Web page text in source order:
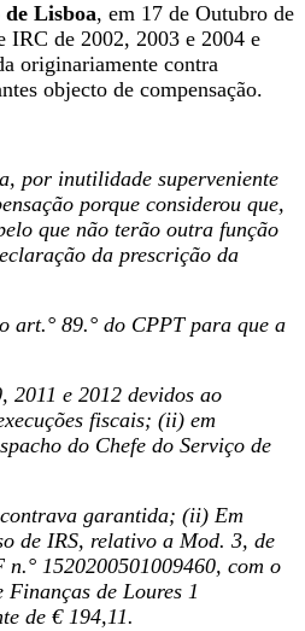
Lisboa, em 17 de Outubro de
IRC de 2002, 2003 e 2004 e
originariamente contra
objecto de compensação.
por inutilidade superveniente
porque considerou que,
que não terão outra função
da prescrição da
art.° 89.° do CPPT para que a
2011 e 2012 devidos ao
fiscais; (ii) em
do Chefe do Serviço de
garantida; (ii) Em
de IRS, relativo a Mod. 3, de
1520200501009460, com o
de Loures 1
de € 194,11.